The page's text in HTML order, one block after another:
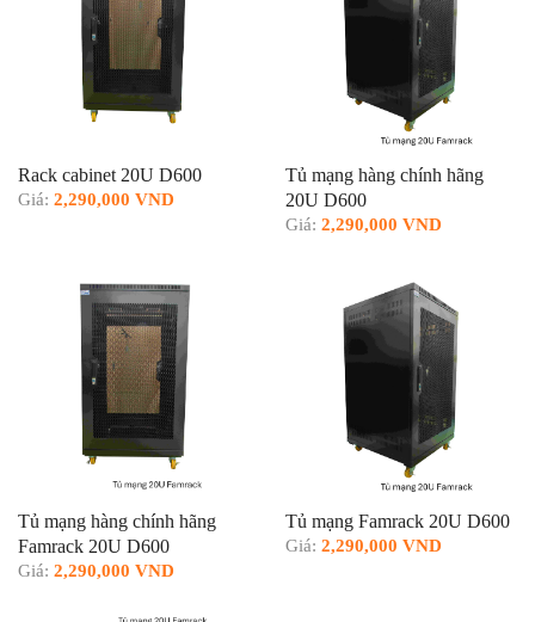
Rack cabinet 20U D600
Giá: 2,290,000 VND
Tủ mạng hàng chính hãng
20U D600
Giá: 2,290,000 VND
Tủ mạng hàng chính hãng
Famrack 20U D600
Giá: 2,290,000 VND
Tủ mạng Famrack 20U D600
Giá: 2,290,000 VND